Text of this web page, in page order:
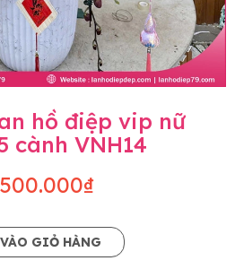
hồ điệp vip nữ
cành VNH14
GIỎ HÀNG